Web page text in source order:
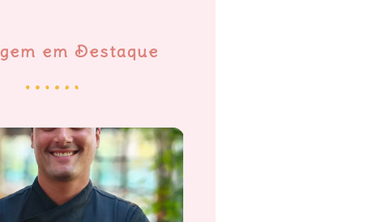
em Destaque